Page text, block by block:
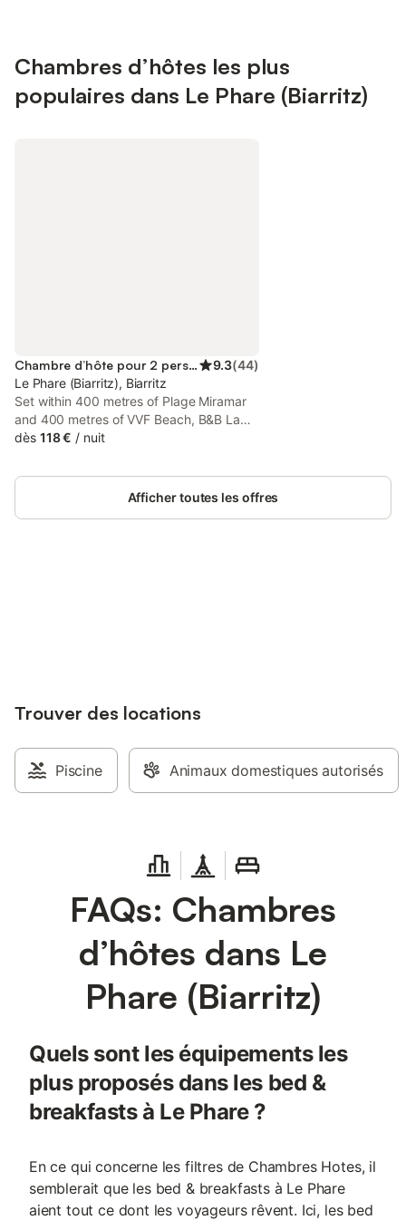
Chambres d’hôtes les plus
populaires dans Le Phare (Biarritz)
Chambre d’hôte pour 2 personnes 9.3(44)
Le Phare (Biarritz), Biarritz
Set within 400 metres of Plage Miramar
and 400 metres of VVF Beach, B&B La
Maison de la Côte offers rooms with air
Biarritz. Featuring sea and pool views,
this bed and breakfast also has free WiFi.
dès 118 € / nuit
Afficher toutes les offres
Trouver des locations
Piscine Animaux domestiques autorisés
FAQs: Chambres
d’hôtes dans Le
Phare (Biarritz)
Quels sont les équipements les
plus proposés dans les bed &
breakfasts à Le Phare ?
En ce qui concerne les filtres de Chambres Hotes, il
semblerait que les bed & breakfasts à Le Phare
aient tout ce dont les voyageurs rêvent. Ici, les bed